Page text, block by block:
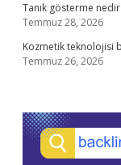
Tanık gösterme nedir
Temmuz 28, 2026
Kozmetik teknolojisi
Temmuz 26, 2026